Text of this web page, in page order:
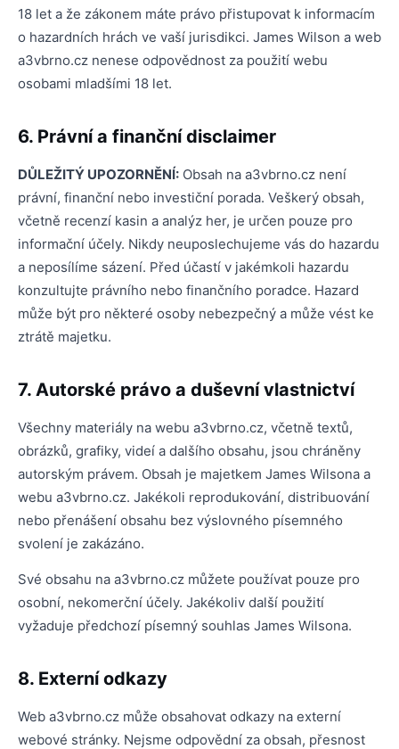
18 let a že zákonem máte právo přistupovat k informacím
o hazardních hrách ve vaší jurisdikci. James Wilson a web
a3vbrno.cz nenese odpovědnost za použití webu
osobami mladšími 18 let.
6. Právní a finanční disclaimer
DŮLEŽITÝ UPOZORNĚNÍ: Obsah na a3vbrno.cz není
právní, finanční nebo investiční porada. Veškerý obsah,
včetně recenzí kasin a analýz her, je určen pouze pro
informační účely. Nikdy neuposlechujeme vás do hazardu
a neposílíme sázení. Před účastí v jakémkoli hazardu
konzultujte právního nebo finančního poradce. Hazard
může být pro některé osoby nebezpečný a může vést ke
ztrátě majetku.
7. Autorské právo a duševní vlastnictví
Všechny materiály na webu a3vbrno.cz, včetně textů,
obrázků, grafiky, videí a dalšího obsahu, jsou chráněny
autorským právem. Obsah je majetkem James Wilsona a
webu a3vbrno.cz. Jakékoli reprodukování, distribuování
nebo přenášení obsahu bez výslovného písemného
svolení je zakázáno.
Své obsahu na a3vbrno.cz můžete používat pouze pro
osobní, nekomerční účely. Jakékoliv další použití
vyžaduje předchozí písemný souhlas James Wilsona.
8. Externí odkazy
Web a3vbrno.cz může obsahovat odkazy na externí
webové stránky. Nejsme odpovědní za obsah, přesnost